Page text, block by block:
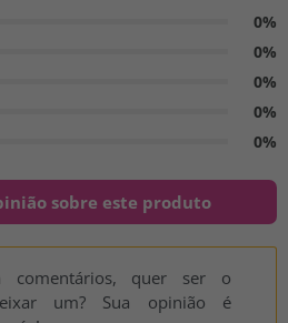
0%
0%
0%
0%
0%
sobre este produto
comentários, quer ser o
um? Sua opinião é